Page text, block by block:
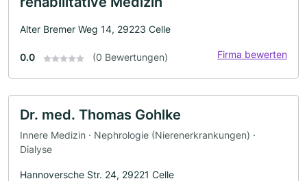
Alter Bremer Weg 14, 29223 Celle
0.0 (0 Bewertungen) Firma bewerten
Dr. med. Thomas Gohlke
Innere Medizin · Nephrologie (Nierenerkrankungen) ·
Dialyse
Hannoversche Str. 24, 29221 Celle